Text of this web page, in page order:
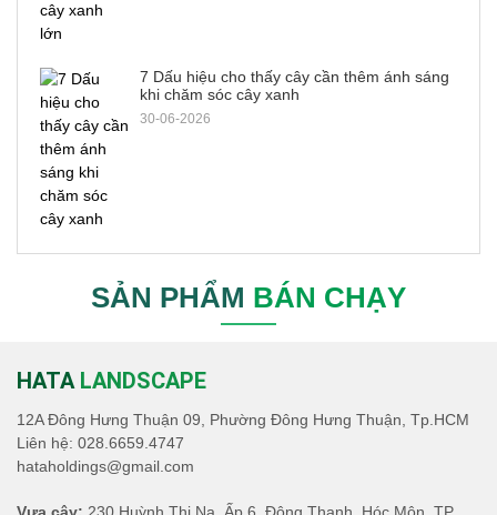
7 Dấu hiệu cho thấy cây cần thêm ánh sáng
khi chăm sóc cây xanh
30-06-2026
SẢN PHẨM BÁN CHẠY
HATA LANDSCAPE
12A Đông Hưng Thuận 09, Phường Đông Hưng Thuận, Tp.HCM
Liên hệ: 028.6659.4747
hataholdings@gmail.com